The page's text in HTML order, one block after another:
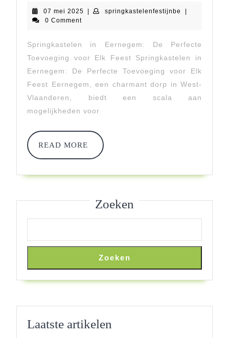
Leukste
In
Voor
07 mei 2025 07| springkastelenfestijnbe
|
0 Comment
Springkastelen in Eernegem: De Perfecte
Toevoeging voor Elk Feest Springkastelen in
Eernegem: De Perfecte Toevoeging voor Elk
Feest Eernegem, een charmant dorp in West-
Vlaanderen, biedt een scala aan
mogelijkheden voor
READ MORE
READ
MORE
Zoeken
Zoeken
Laatste artikelen